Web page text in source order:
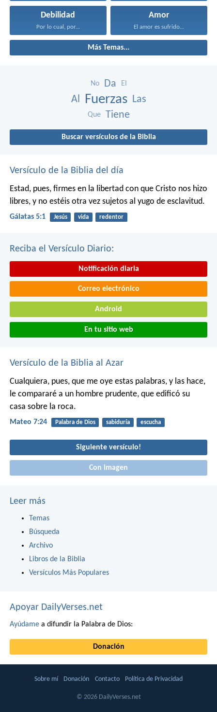
Debilidad
Por lo cual, por...
Amor
El amor es sufrido...
Más Temas...
No Da El
Al Fuerzas Las
Que Tiene
Buscar versículos de la Biblia
Versículo de la Biblia del día
Estad, pues, firmes en la libertad con que Cristo nos hizo
libres, y no estéis otra vez sujetos al yugo de esclavitud.
Gálatas 5:1 Jesús vida redentor
Reciba el Versículo Diario:
Notificación diaria
Correo electrónico
Android
En tu sitio web
Versículo de la Biblia al Azar
Cualquiera, pues, que me oye estas palabras, y las hace,
le compararé a un hombre prudente, que edificó su
casa sobre la roca.
Mateo 7:24 Palabra de Dios sabiduría escucha
Siguiente versículo!
Con imagen
Leer más
Temas
Búsqueda
Archivo
Libros de la Biblia
Versículos Más Populares
Apoyar DailyVerses.net
Ayúdame a difundir la Palabra de Dios:
Donación
Sobre mí Donación Contacto Política de Privacidad
© 2026 DailyVerses.net